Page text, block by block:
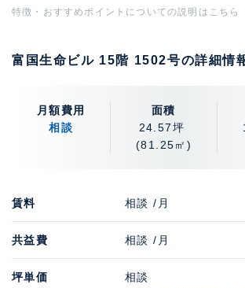
特徴・おすすめポイントについての説明はこちら
富国生命ビル 15階 1502号の詳細情
月額費用
相談
面積
24.57坪
(81.25㎡)
賃料 相談 /月
共益費 相談 /月
坪単価 相談